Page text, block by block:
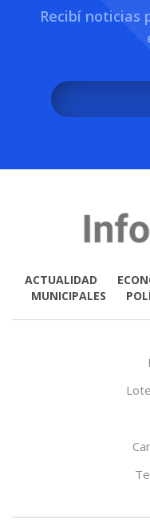
Recibí noticias
ACTUALIDAD
MUNICIPALES